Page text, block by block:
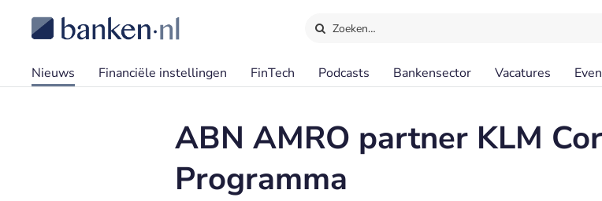
Zoeken…
Nieuws Financiële instellingen FinTech Podcasts Bankensector Vacatures
ABN AMRO partner KLM
Programma